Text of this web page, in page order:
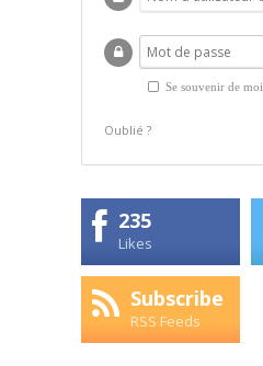
Se souvenir de moi
Oublié ?
235
Likes
Subscribe
RSS Feeds